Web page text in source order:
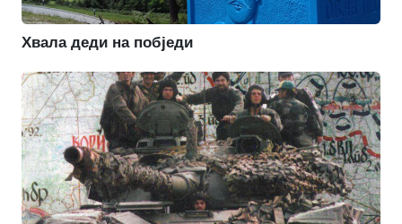
Хвала деди на побједи